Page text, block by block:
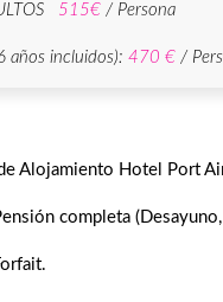
515€ / Persona
años incluidos): 470 € /
Alojamiento Hotel Port
completa